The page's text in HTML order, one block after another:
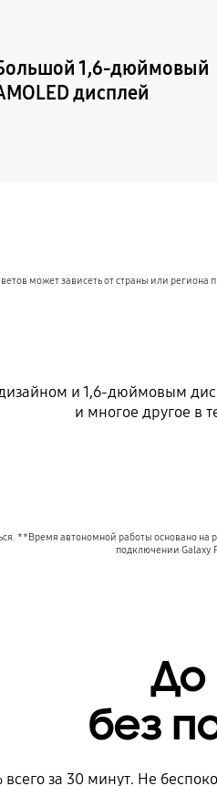
1,6-дюймовый
дисплей
может зависеть от страны или региона
и 1,6-дюймовым
и многое другое в
**Время автономной работы основано на
подключении Galaxy
До
без
за 30 минут. Не